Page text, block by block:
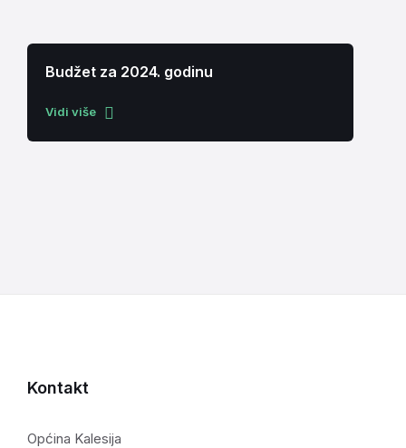
Budžet za 2024. godinu
Vidi više
Kontakt
Općina Kalesija